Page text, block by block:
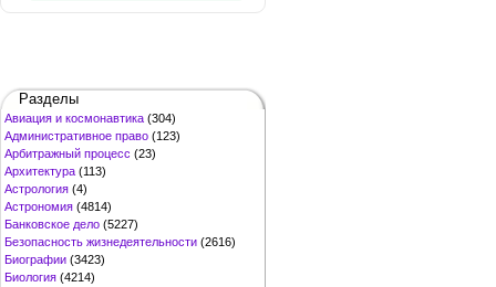
Разделы
Авиация и космонавтика (304)
Административное право (123)
Арбитражный процесс (23)
Архитектура (113)
Астрология (4)
Астрономия (4814)
Банковское дело (5227)
Безопасность жизнедеятельности (2616)
Биографии (3423)
Биология (4214)